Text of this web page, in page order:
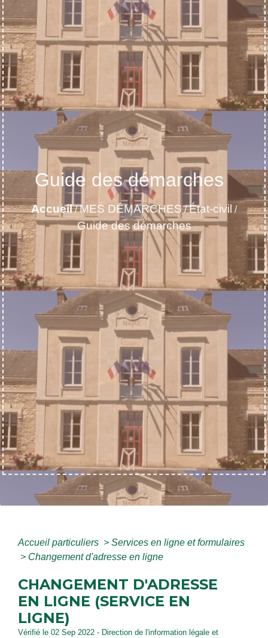
Guide des démarches
Accueil/MES DÉMARCHES/État-civil /
Guide des démarches
Accueil particuliers > Services en ligne et formulaires
> Changement d'adresse en ligne
CHANGEMENT D'ADRESSE
EN LIGNE (SERVICE EN
LIGNE)
Vérifié le 02 Sep 2022 - Direction de l'information légale et